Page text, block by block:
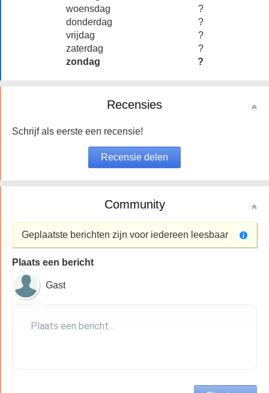
woensdag
?
donderdag
?
vrijdag
?
zaterdag
?
zondag
?
Recensies
Schrijf als eerste een recensie!
Community
Geplaatste berichten zijn voor iedereen leesbaar
Plaats een bericht
Gast